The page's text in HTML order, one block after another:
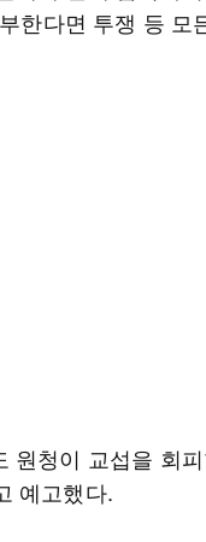
한다면 투쟁 등 모
원청이 교섭을 회
예고했다.